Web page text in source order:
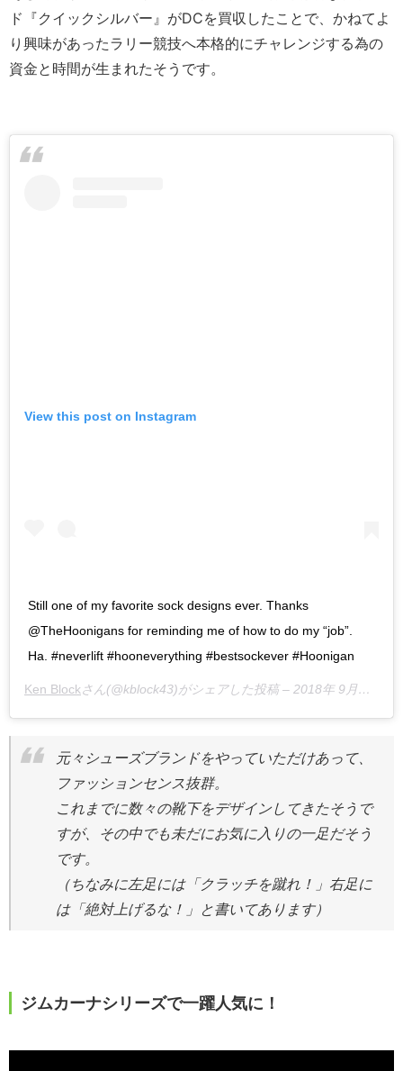
ド『クイックシルバー』がDCを買収したことで、かねてよ
り興味があったラリー競技へ本格的にチャレンジする為の
資金と時間が生まれたそうです。
View this post on Instagram
Still one of my favorite sock designs ever. Thanks
@TheHoonigans for reminding me of how to do my “job”.
Ha. #neverlift #hooneverything #bestsockever #Hoonigan
Ken Blockさん(@kblock43)がシェアした投稿 – 2018年 9月月21日午前9時15分PDT
元々シューズブランドをやっていただけあって、
ファッションセンス抜群。
これまでに数々の靴下をデザインしてきたそうで
すが、その中でも未だにお気に入りの一足だそう
です。
（ちなみに左足には「クラッチを蹴れ！」右足に
は「絶対上げるな！」と書いてあります）
ジムカーナシリーズで一躍人気に！